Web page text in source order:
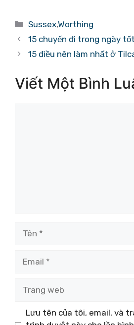
Danh
mục
Sussex,Worthing
15 chuyến đi trong ngày
15 điều nên làm nhất ở
Viết Một Bình
web
Lưu tên của tôi, email, và